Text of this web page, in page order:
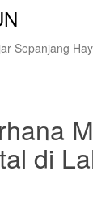
Sepanjang
di